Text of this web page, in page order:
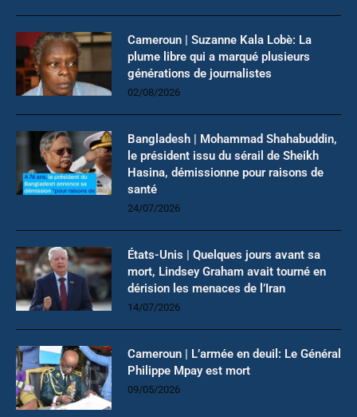
Cameroun | Suzanne Kala Lobè: La
plume libre qui a marqué plusieurs
générations de journalistes
02/08/2026
Bangladesh | Mohammad Shahabuddin,
le président issu du sérail de Sheikh
Hasina, démissionne pour raisons de
santé
24/07/2026
États-Unis | Quelques jours avant sa
mort, Lindsey Graham avait tourné en
dérision les menaces de l’Iran
14/07/2026
Cameroun | L’armée en deuil: Le Général
Philippe Mpay est mort
09/05/2026